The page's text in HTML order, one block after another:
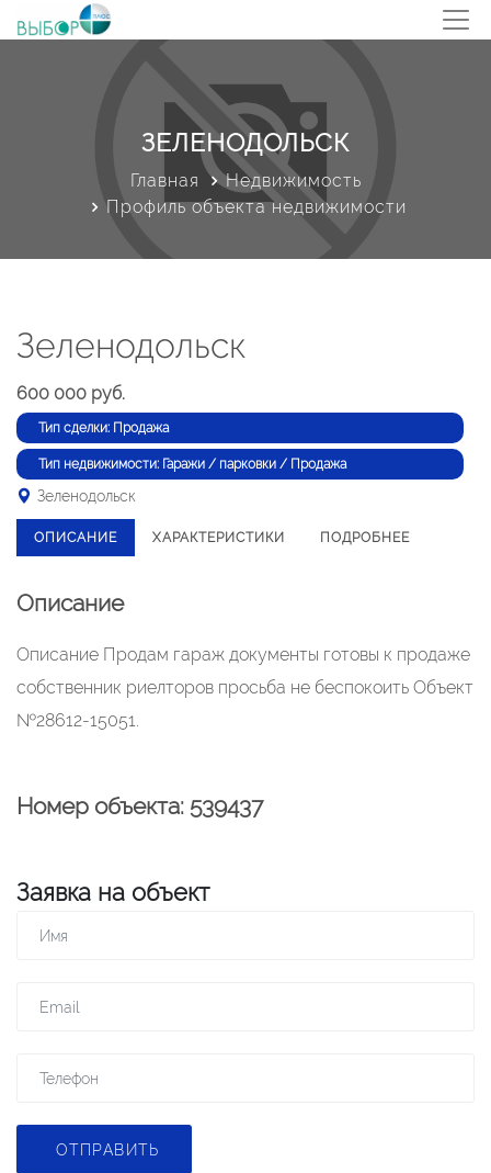
ЗЕЛЕНОДОЛЬСК
Главная
Недвижимость
Профиль объекта недвижимости
Зеленодольск
600 000 руб.
Тип сделки: Продажа
Тип недвижимости: Гаражи / парковки / Продажа
Зеленодольск
ОПИСАНИЕ ХАРАКТЕРИСТИКИ ПОДРОБНЕЕ
Описание
Описание Продам гараж документы готовы к продаже
собственник риелторов просьба не беспокоить Объект
№28612-15051.
Номер объекта: 539437
Заявка на объект
ОТПРАВИТЬ